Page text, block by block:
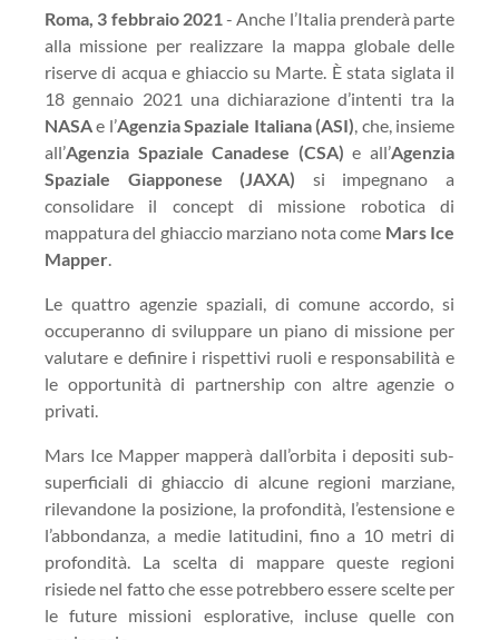
Roma, 3 febbraio 2021- Anche l’Italia prenderà parte
alla missione per realizzare la mappa globale delle
riserve di acqua e ghiaccio su Marte. È stata siglata il
18 gennaio 2021 una dichiarazione d’intenti tra la
NASAe l’Agenzia Spaziale Italiana (ASI), che, insieme
all’Agenzia Spaziale Canadese (CSA)e all’Agenzia
Spaziale Giapponese (JAXA) si impegnano a
consolidare il concept di missione robotica di
mappatura del ghiaccio marziano nota come Mars Ice
Mapper.
Le quattro agenzie spaziali, di comune accordo, si
occuperanno di sviluppare un piano di missione per
valutare e definire i rispettivi ruoli e responsabilità e
le opportunità di partnership con altre agenzie o
privati.
Mars Ice Mapper mapperà dall’orbita i depositi sub-
superficiali di ghiaccio di alcune regioni marziane,
rilevandone la posizione, la profondità, l’estensione e
l’abbondanza, a medie latitudini, fino a 10 metri di
profondità. La scelta di mappare queste regioni
risiede nel fatto che esse potrebbero essere scelte per
le future missioni esplorative, incluse quelle con